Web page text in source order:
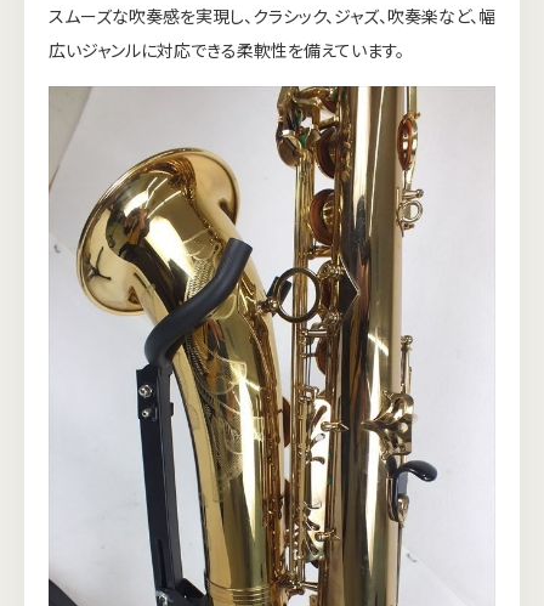
スムーズな吹奏感を実現し、クラシック、ジャズ、吹奏楽など、幅
広いジャンルに対応できる柔軟性を備えています。